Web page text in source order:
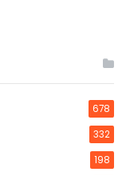
678
332
198